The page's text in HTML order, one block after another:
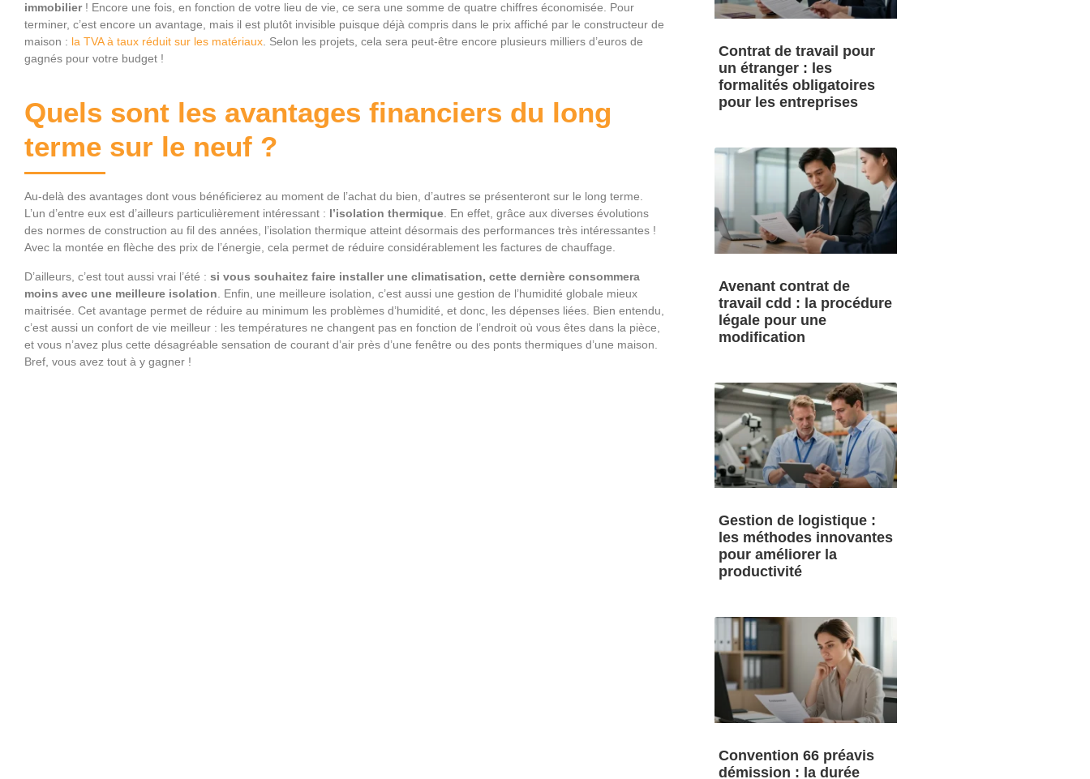
immobilier ! Encore une fois, en fonction de votre lieu de vie, ce sera une somme de quatre chiffres économisée. Pour
terminer, c’est encore un avantage, mais il est plutôt invisible puisque déjà compris dans le prix affiché par le constructeur de
maison : la TVA à taux réduit sur les matériaux . Selon les projets, cela sera peut-être encore plusieurs milliers d’euros de
gagnés pour votre budget !
Quels sont les avantages financiers du long
terme sur le neuf ?
Au-delà des avantages dont vous bénéficierez au moment de l’achat du bien, d’autres se présenteront sur le long terme.
L’un d’entre eux est d’ailleurs particulièrement intéressant : l’isolation thermique . En effet, grâce aux diverses évolutions
des normes de construction au fil des années, l’isolation thermique atteint désormais des performances très intéressantes !
Avec la montée en flèche des prix de l’énergie, cela permet de réduire considérablement les factures de chauffage.
D’ailleurs, c’est tout aussi vrai l’été : si vous souhaitez faire installer une climatisation, cette dernière consommera
moins avec une meilleure isolation . Enfin, une meilleure isolation, c’est aussi une gestion de l’humidité globale mieux
maitrisée. Cet avantage permet de réduire au minimum les problèmes d’humidité, et donc, les dépenses liées. Bien entendu,
c’est aussi un confort de vie meilleur : les températures ne changent pas en fonction de l’endroit où vous êtes dans la pièce,
et vous n’avez plus cette désagréable sensation de courant d’air près d’une fenêtre ou des ponts thermiques d’une maison.
Bref, vous avez tout à y gagner !
Contrat de travail pour
un étranger : les
formalités obligatoires
pour les entreprises
Avenant contrat de
travail cdd : la procédure
légale pour une
modification
Gestion de logistique :
les méthodes innovantes
pour améliorer la
productivité
Convention 66 préavis
démission : la durée